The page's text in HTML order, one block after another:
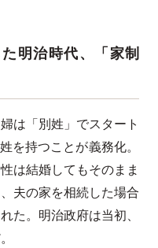
明治時代、「家制
は「別姓」でスタート
を持つことが義務化。
は結婚してもそのまま
夫の家を相続した場合
た。明治政府は当初、